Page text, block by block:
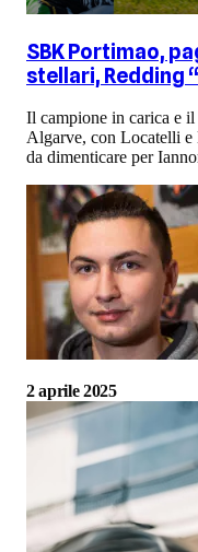
SBK Portimao,
stellari, Redding
Il campione in carica e
Algarve, con Locatelli e
da dimenticare per
2 aprile 2025